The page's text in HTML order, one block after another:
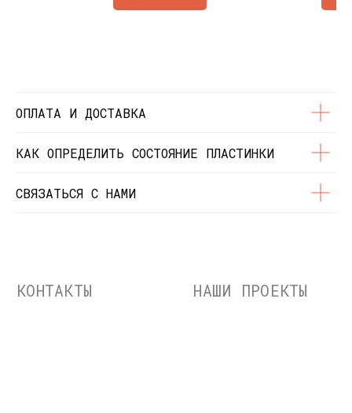
ОПЛАТА И ДОСТАВКА
КАК ОПРЕДЕЛИТЬ СОСТОЯНИЕ ПЛАСТИНКИ
СВЯЗАТЬСЯ С НАМИ
Состояние пластинок
Разработка сайта